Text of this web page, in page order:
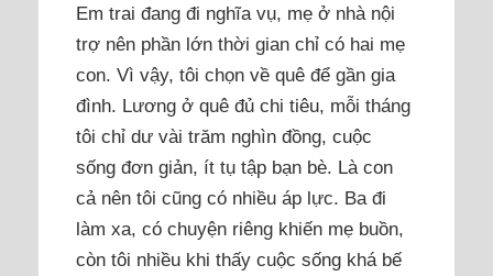
Em trai đang đi nghĩa vụ, mẹ ở nhà nội
trợ nên phần lớn thời gian chỉ có hai mẹ
con. Vì vậy, tôi chọn về quê để gần gia
đình. Lương ở quê đủ chi tiêu, mỗi tháng
tôi chỉ dư vài trăm nghìn đồng, cuộc
sống đơn giản, ít tụ tập bạn bè. Là con
cả nên tôi cũng có nhiều áp lực. Ba đi
làm xa, có chuyện riêng khiến mẹ buồn,
còn tôi nhiều khi thấy cuộc sống khá bế